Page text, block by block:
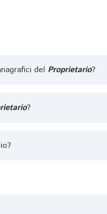
del Proprietario?
?